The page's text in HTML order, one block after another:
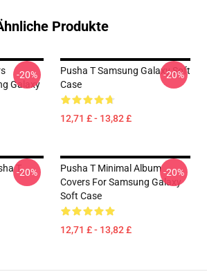
Produkte
Galaxy
-20%
Pusha T Samsung Galaxy Soft
Case
12,71 £ - 13,82 £
-20%
T
-20%
Pusha T Minimal Album
Covers For Samsung Galaxy
Soft Case
12,71 £ - 13,82 £
-20%